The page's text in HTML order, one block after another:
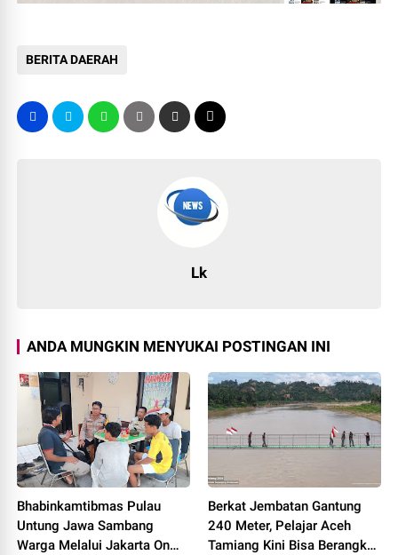
BERITA DAERAH
Lk
ANDA MUNGKIN MENYUKAI POSTINGAN INI
Bhabinkamtibmas Pulau
Untung Jawa Sambang
Warga Melalui Jakarta On
Berkat Jembatan Gantung
240 Meter, Pelajar Aceh
Tamiang Kini Bisa Berangkat